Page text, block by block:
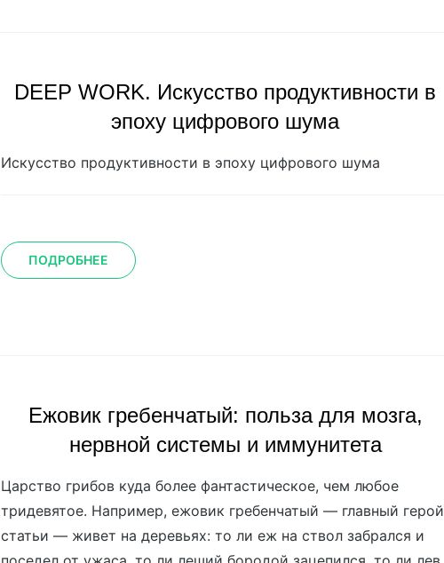
DEEP WORK. Искусство продуктивности в
эпоху цифрового шума
Искусство продуктивности в эпоху цифрового шума
ПОДРОБНЕЕ
Ежовик гребенчатый: польза для мозга,
нервной системы и иммунитета
Царство грибов куда более фантастическое, чем любое
тридевятое. Например, ежовик гребенчатый — главный герой
статьи — живет на деревьях: то ли еж на ствол забрался и